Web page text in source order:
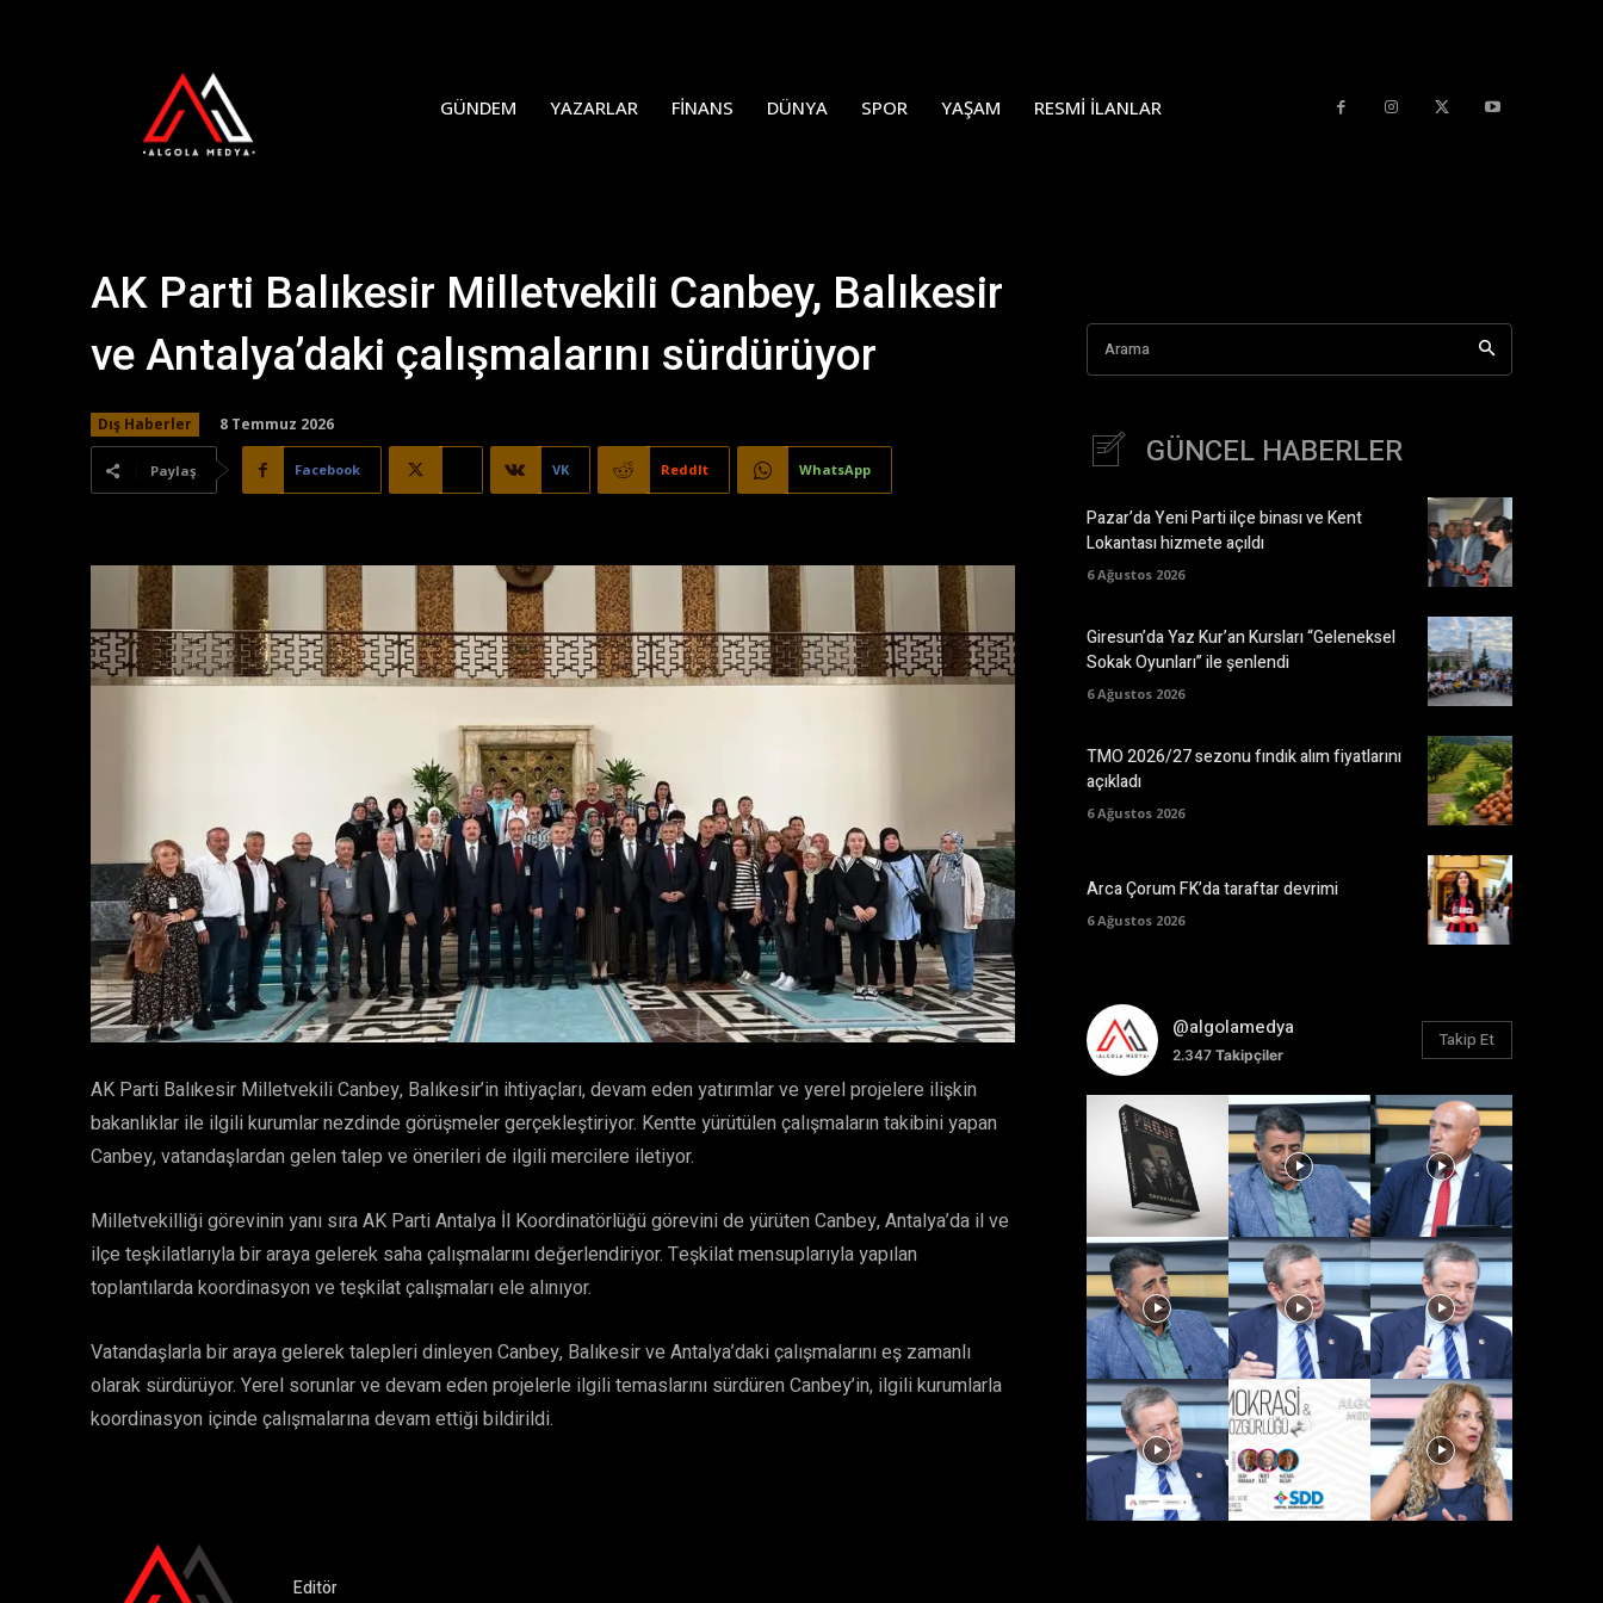
GÜNDEM YAZARLAR FINANS DÜNYA SPOR YAŞAM RESMI İLANLAR
AK Parti Balıkesir Milletvekili Canbey, Balıkesir
ve Antalya’daki çalışmalarını sürdürüyor
Dış Haberler 8 Temmuz 2026
Paylaş Facebook VK ReddIt WhatsApp
AK Parti Balıkesir Milletvekili Canbey, Balıkesir’in ihtiyaçları, devam eden yatırımlar ve yerel projelere ilişkin
bakanlıklar ile ilgili kurumlar nezdinde görüşmeler gerçekleştiriyor. Kentte yürütülen çalışmaların takibini yapan
Canbey, vatandaşlardan gelen talep ve önerileri de ilgili mercilere iletiyor.
Milletvekilliği görevinin yanı sıra AK Parti Antalya İl Koordinatörlüğü görevini de yürüten Canbey, Antalya’da il ve
ilçe teşkilatlarıyla bir araya gelerek saha çalışmalarını değerlendiriyor. Teşkilat mensuplarıyla yapılan
toplantılarda koordinasyon ve teşkilat çalışmaları ele alınıyor.
Vatandaşlarla bir araya gelerek talepleri dinleyen Canbey, Balıkesir ve Antalya’daki çalışmalarını eş zamanlı
olarak sürdürüyor. Yerel sorunlar ve devam eden projelerle ilgili temaslarını sürdüren Canbey’in, ilgili kurumlarla
koordinasyon içinde çalışmalarına devam ettiği bildirildi.
Editör
Arama
GÜNCEL HABERLER
Pazar’da Yeni Parti ilçe binası ve Kent
Lokantası hizmete açıldı
6 Ağustos 2026
Giresun’da Yaz Kur’an Kursları “Geleneksel
Sokak Oyunları” ile şenlendi
6 Ağustos 2026
TMO 2026/27 sezonu fındık alım fiyatlarını
açıkladı
6 Ağustos 2026
Arca Çorum FK’da taraftar devrimi
6 Ağustos 2026
@algolamedya
2.347Takipçiler
Takip Et